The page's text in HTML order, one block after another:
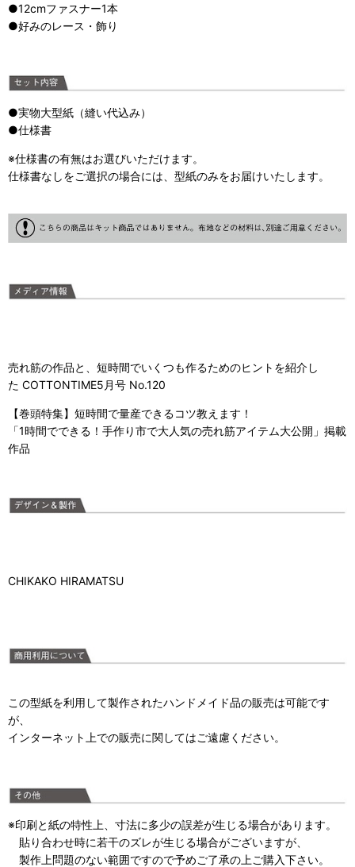
●12cmファスナー1本
●好みのレース・飾り
●実物大型紙（縫い代込み）
●仕様書
※仕様書の有無はお選びいただけます。
仕様書なしをご選択の場合には、型紙のみをお届けいたします。
売れ筋の作品と、短時間でいくつも作るためのヒントを紹介し
た COTTONTIME5月号 No.120
【巻頭特集】 短時間で量産できるコツ教えます！
「1時間でできる！手作り市で大人気の売れ筋アイテム大公開」掲載
作品
CHIKAKO HIRAMATSU
この型紙を利用して製作されたハンドメイド品の販売は可能です
が、
インターネット上での販売に関してはご遠慮ください。
※印刷と紙の特性上、寸法に多少の誤差が生じる場合があります。
貼り合わせ時に若干のズレが生じる場合がございますが、
製作上問題のない範囲ですので予めご了承の上ご購入下さい。